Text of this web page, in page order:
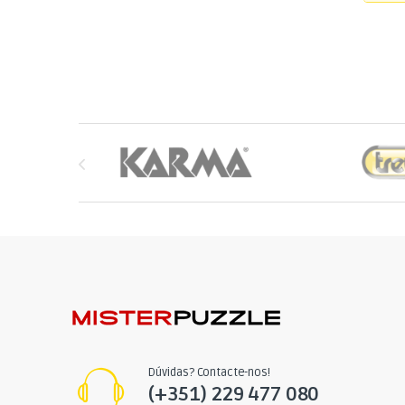
Dúvidas? Contacte-nos!
(+351) 229 477 080